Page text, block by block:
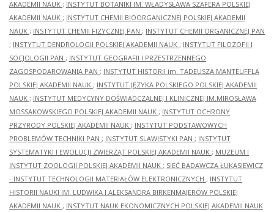
AKADEMII NAUK ; INSTYTUT BOTANIKI IM. WŁADYSŁAWA SZAFERA POLSKIEJ
AKADEMII NAUK ; INSTYTUT CHEMII BIOORGANICZNEJ POLSKIEJ AKADEMII
NAUK ; INSTYTUT CHEMII FIZYCZNEJ PAN ; INSTYTUT CHEMII ORGANICZNEJ PAN
; INSTYTUT DENDROLOGII POLSKIEJ AKADEMII NAUK ; INSTYTUT FILOZOFII I
SOCJOLOGII PAN ; INSTYTUT GEOGRAFII I PRZESTRZENNEGO
ZAGOSPODAROWANIA PAN ; INSTYTUT HISTORII im. TADEUSZA MANTEUFFLA
POLSKIEJ AKADEMII NAUK ; INSTYTUT JĘZYKA POLSKIEGO POLSKIEJ AKADEMII
NAUK ; INSTYTUT MEDYCYNY DOŚWIADCZALNEJ I KLINICZNEJ IM.MIROSŁAWA
MOSSAKOWSKIEGO POLSKIEJ AKADEMII NAUK ; INSTYTUT OCHRONY
PRZYRODY POLSKIEJ AKADEMII NAUK ; INSTYTUT PODSTAWOWYCH
PROBLEMÓW TECHNIKI PAN ; INSTYTUT SLAWISTYKI PAN ; INSTYTUT
SYSTEMATYKI I EWOLUCJI ZWIERZĄT POLSKIEJ AKADEMII NAUK ; MUZEUM I
INSTYTUT ZOOLOGII POLSKIEJ AKADEMII NAUK ; SIEĆ BADAWCZA ŁUKASIEWICZ
- INSTYTUT TECHNOLOGII MATERIAŁÓW ELEKTRONICZNYCH ; INSTYTUT
HISTORII NAUKI IM. LUDWIKA I ALEKSANDRA BIRKENMAJERÓW POLSKIEJ
AKADEMII NAUK ; INSTYTUT NAUK EKONOMICZNYCH POLSKIEJ AKADEMII NAUK